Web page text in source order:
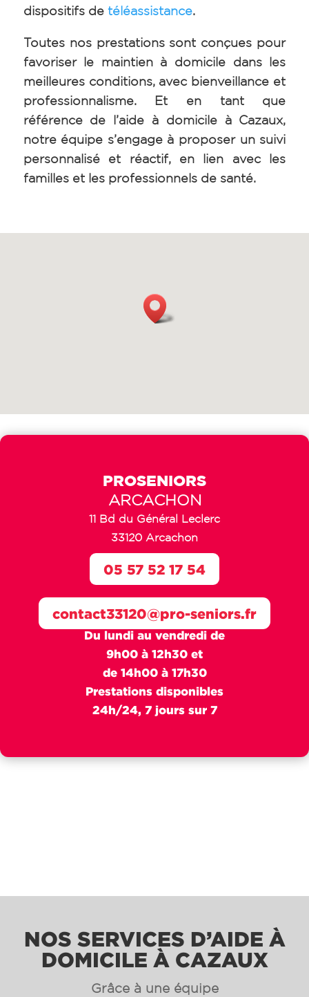
dispositifs de téléassistance.
Toutes nos prestations sont conçues pour
favoriser le maintien à domicile dans les
meilleures conditions, avec bienveillance et
professionnalisme. Et en tant que
référence de l’aide à domicile à Cazaux,
notre équipe s’engage à proposer un suivi
personnalisé et réactif, en lien avec les
familles et les professionnels de santé.
PROSENIORS
ARCACHON
11 Bd du Général Leclerc
33120 Arcachon
Du lundi au vendredi de
9h00 à 12h30 et
de 14h00 à 17h30
Prestations disponibles
24h/24, 7 jours sur 7
contact33120@pro-seniors.fr
05 57 52 17 54
NOS SERVICES D’AIDE À
DOMICILE À CAZAUX
Grâce à une équipe